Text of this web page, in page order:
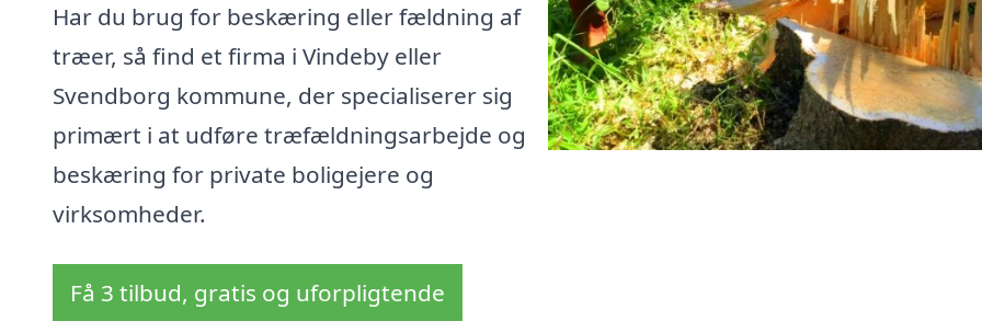
Har du brug for beskæring eller fældning af
træer, så find et firma i Vindeby eller
Svendborg kommune, der specialiserer sig
primært i at udføre træfældningsarbejde og
beskæring for private boligejere og
virksomheder.
Få 3 tilbud, gratis og uforpligtende